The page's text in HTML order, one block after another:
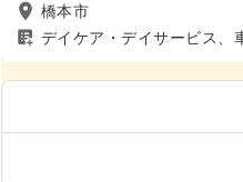
橋本市
デイケア・デイサービス、